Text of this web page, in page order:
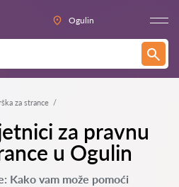
Ogulin
za strance
za pravnu
u Ogulin
Kako vam može pomoći